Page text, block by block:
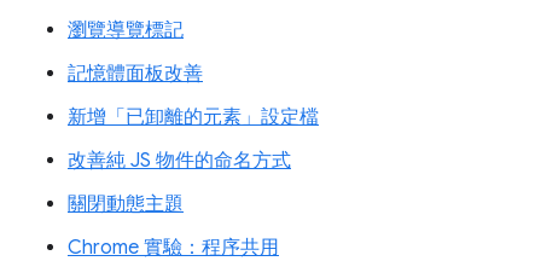
瀏覽導覽標記
記憶體面板改善
新增「已卸離的元素」設定檔
改善純 JS 物件的命名方式
關閉動態主題
Chrome 實驗：程序共用